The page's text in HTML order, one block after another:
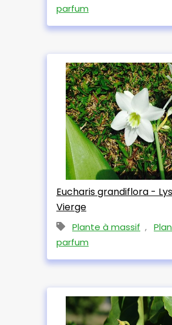
parfum
Eucharis grandiflora -
Vierge
Plante à massif ,
parfum